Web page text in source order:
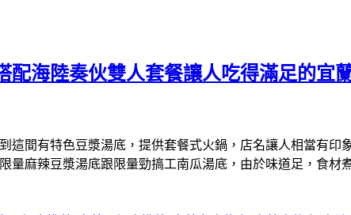
配海陸奏伙雙人套餐讓人吃得滿足的宜
這間有特色豆漿湯底，提供套餐式火鍋，店名讓人相當有
麻辣豆漿湯底跟限量勁搞工南瓜湯底，由於味道足，食材